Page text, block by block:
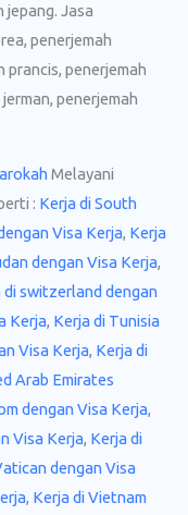
jepang. Jasa
penerjemah
prancis, penerjemah
penerjemah
Melayani
: Kerja di South
Visa Kerja, Kerja
dengan Visa Kerja,
di switzerland dengan
Kerja, Kerja di Tunisia
Visa Kerja, Kerja di
Arab Emirates
dengan Visa Kerja,
Visa Kerja, Kerja di
dengan Visa
, Kerja di Vietnam